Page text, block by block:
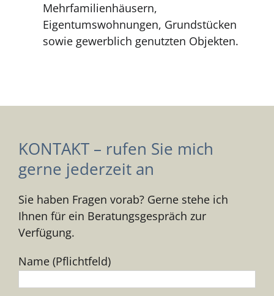
Mehrfamilienhäusern,
Eigentumswohnungen, Grundstücken
sowie gewerblich genutzten Objekten.
KONTAKT – rufen Sie mich
gerne jederzeit an
Sie haben Fragen vorab? Gerne stehe ich
Ihnen für ein Beratungsgespräch zur
Verfügung.
Name (Pflichtfeld)